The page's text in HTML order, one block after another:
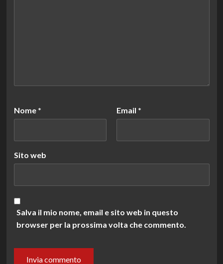
Nome * Email *
Sito web
Salva il mio nome, email e sito web in questo
browser per la prossima volta che commento.